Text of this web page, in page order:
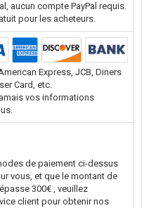
aucun compte PayPal requis.
pour les acheteurs.
Express, JCB, Diners
Card, etc.
vos informations
de paiement ci-dessus
vous, et que le montant de
300€ , veuillez
client pour obtenir nos